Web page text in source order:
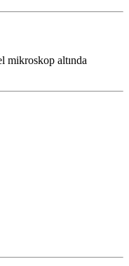
mikroskop altında